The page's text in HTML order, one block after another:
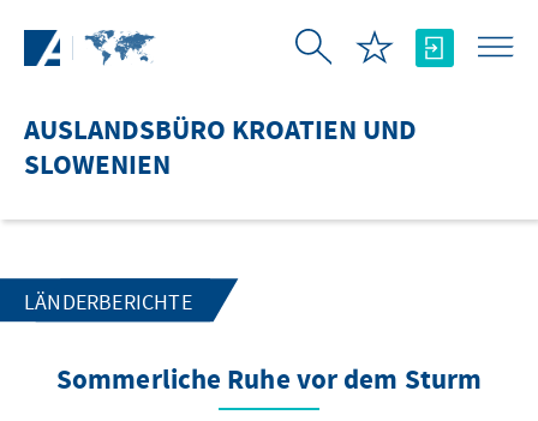
AUSLANDSBÜRO KROATIEN UND
SLOWENIEN
LÄNDERBERICHTE
Sommerliche Ruhe vor dem Sturm